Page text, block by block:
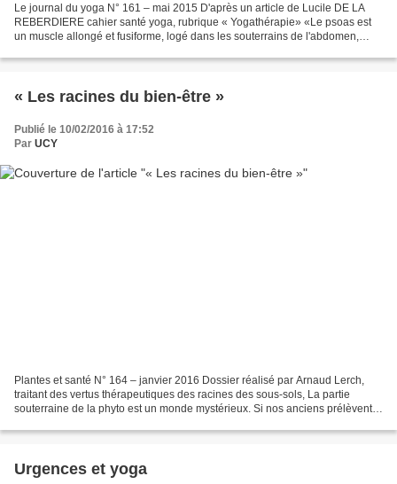
Le journal du yoga N° 161 – mai 2015 D'après un article de Lucile DE LA
REBERDIERE cahier santé yoga, rubrique « Yogathérapie» «Le psoas est
un muscle allongé et fusiforme, logé dans les souterrains de l'abdomen,
« Les racines du bien-être »
Publié le 10/02/2016 à 17:52
Par UCY
Plantes et santé N° 164 – janvier 2016 Dossier réalisé par Arnaud Lerch,
traitant des vertus thérapeutiques des racines des sous-sols, La partie
souterraine de la phyto est un monde mystérieux. Si nos anciens prélèvent
Urgences et yoga